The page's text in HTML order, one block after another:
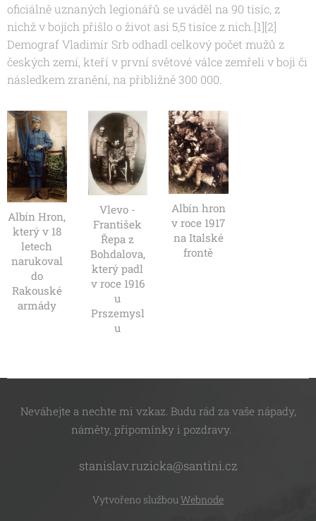
oficiálně uznaných legionářů se uváděl na 90 tisíc, z
nichž v bojích přišlo o život asi 5,5 tisíce z nich.[1][2]
Demograf Vladimír Srb odhadl celkový počet mužů z
českých zemí, kteří v první světové válce zemřeli v boji či
následkem zranění, na přibližně 300 000.
Albín Hron,
který v 18
letech
narukoval
do
Rakouské
armády
Vlevo -
František
Řepa z
Bohdalova,
který padl
v roce 1916
u
Prszemysl
u
Albín hron
v roce 1917
na Italské
frontě
Neváhejte a nechte mi vzkaz. Budu rád za vaše nápady,
náměty, připomínky i pozdravy.
stanislav.ruzicka@santini.cz
Vytvořeno službouWebnode